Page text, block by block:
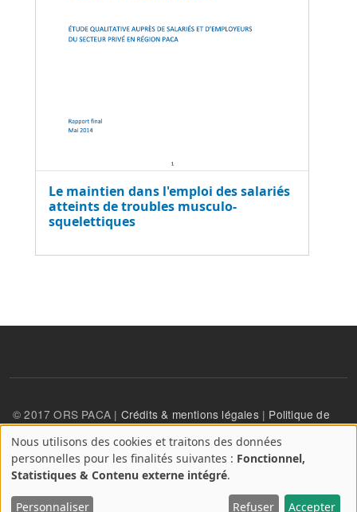
Le maintien dans l'emploi des salariés
atteints de troubles musculo-
squelettiques
© 2017 ORS PACA | Crédits & mentions légales| Politique de
confidentialité
User account menu
Se connecter
A
propos
Nous utilisons des cookies et traitons des données
personnelles pour les finalités suivantes : Fonctionnel,
Statistiques & Contenu externe intégré.
Personnaliser Refuser Accepter